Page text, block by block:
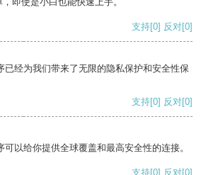
支持[0] 反对[0]
已经为我们带来了无限的隐私保护和安全性保
支持[0] 反对[0]
以给你提供全球覆盖和最高安全性的连接。
支持[0] 反对[0]